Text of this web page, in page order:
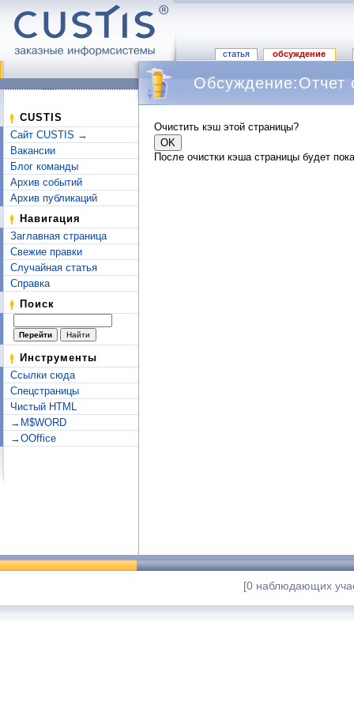
статья обсуждение
CUSTIS
Сайт CUSTIS →
Вакансии
Блог команды
Архив событий
Архив публикаций
Навигация
Заглавная страница
Свежие правки
Случайная статья
Справка
Поиск
Инструменты
Ссылки сюда
Спецстраницы
Чистый HTML
→M$WORD
→OOffice
Обсуждение:Отчет
Очистить кэш этой страницы?
После очистки кэша страницы будет
[0 наблюдающих